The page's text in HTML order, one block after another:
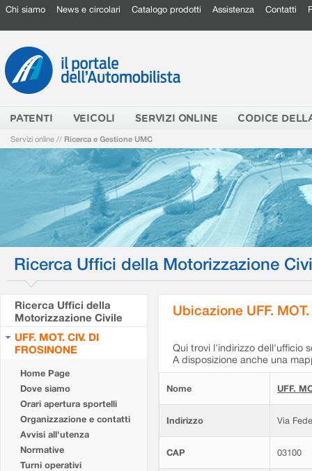
Chi siamo News e circolari Catalogo prodotti Assistenza Contatti
PATENTI VEICOLI SERVIZI ONLINE CODICE
Servizi online // Ricerca e Gestione UMC
Ricerca Uffici della Motorizzazione
Ricerca Uffici della
Motorizzazione Civile
UFF. MOT. CIV. DI
FROSINONE
Home Page
Dove siamo
Orari apertura sportelli
Organizzazione e contatti
Avvisi all'utenza
Normative
Turni operativi
Ubicazione UFF.
Qui trovi l'indirizzo dell'ufficio
A disposizione anche una
Nome UFF.
Indirizzo Via
CAP 03100